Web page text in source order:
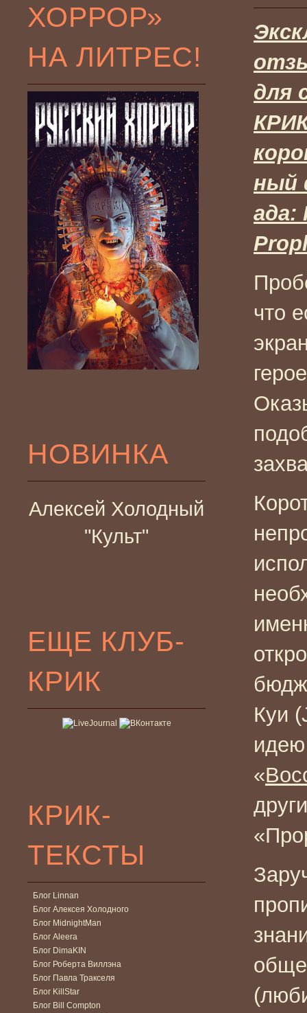
ХОРРОР»
НА ЛИТРЕС!
НОВИНКА
Алексей Холодный
"Культ"
ЕЩЕ КЛУБ-
КРИК
КРИК-
ТЕКСТЫ
Блог Linnan
Блог Алексея Холодного
Блог MidnightMan
Блог Aleera
Блог DimaKIN
Блог Роберта Виллэна
Блог Павла Тракселя
Блог KillStar
Блог Bill Compton
для
ный
ада:
что
Куи
«